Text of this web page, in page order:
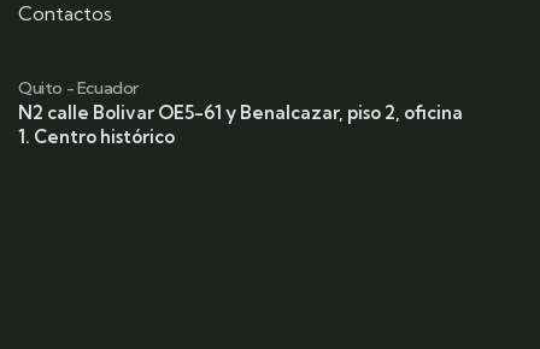
Contactos
Quito - Ecuador
N2 calle Bolivar OE5-61 y Benalcazar, piso 2, oficina
1. Centro histórico